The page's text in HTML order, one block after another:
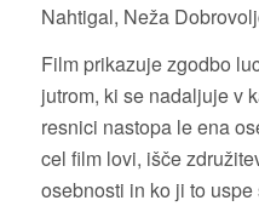
Nahtigal, Neža
Film prikazuje zgodbo
jutrom, ki se nadaljuje v
resnici nastopa le ena
cel film lovi, išče
osebnosti in ko ji to